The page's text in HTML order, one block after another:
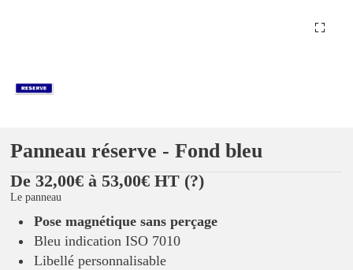
Panneau réserve - Fond bleu
De 32,00€ à 53,00€ HT (?)
Le panneau
Pose magnétique sans perçage
Bleu indication ISO 7010
Libellé personnalisable